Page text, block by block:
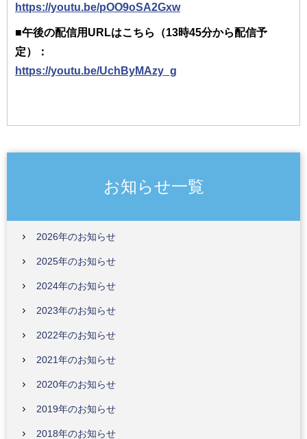
https://youtu.be/pOO9oSA2Gxw
■午後の配信用URLはこちら（13時45分から配信予
定）：
https://youtu.be/UchByMAzy_g
お知らせ一覧
2026年のお知らせ
2025年のお知らせ
2024年のお知らせ
2023年のお知らせ
2022年のお知らせ
2021年のお知らせ
2020年のお知らせ
2019年のお知らせ
2018年のお知らせ